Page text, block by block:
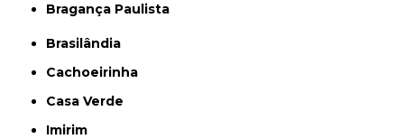
Bragança Paulista
Brasilândia
Cachoeirinha
Casa Verde
Imirim